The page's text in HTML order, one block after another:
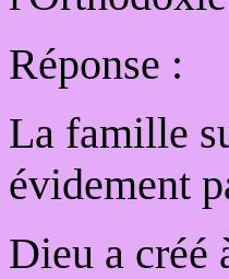
Réponse :
La famille
évidement
Dieu a créé